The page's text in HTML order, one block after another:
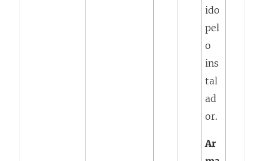
ido
pel
o
ins
tal
ad
or.
Ar